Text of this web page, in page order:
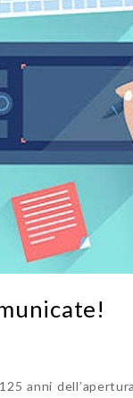
anni